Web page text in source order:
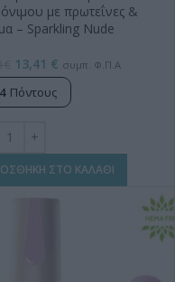
με πρωτεΐνες &
– Sparkling Nude
13,41 € συμπ. Φ.Π.Α
Πόντους
ΣΤΟ ΚΑΛΑΘΙ